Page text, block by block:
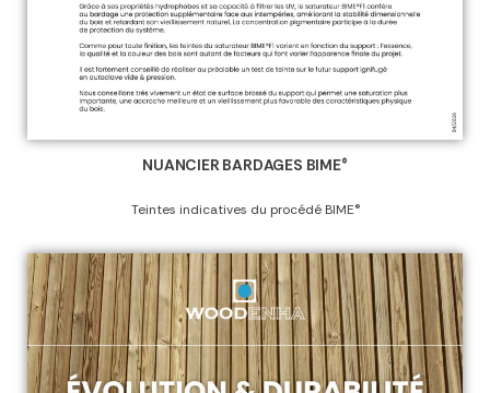
NUANCIER BARDAGES BIME®
Teintes indicatives du procédé BIME®